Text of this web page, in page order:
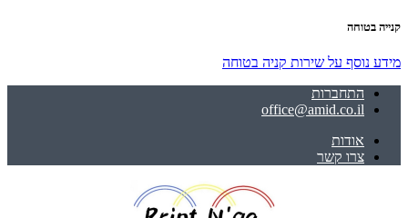
קנייה בטוחה
מידע נוסף על שירות קניה בטוחה
התחברות
office@amid.co.il
אודות
צרו קשר